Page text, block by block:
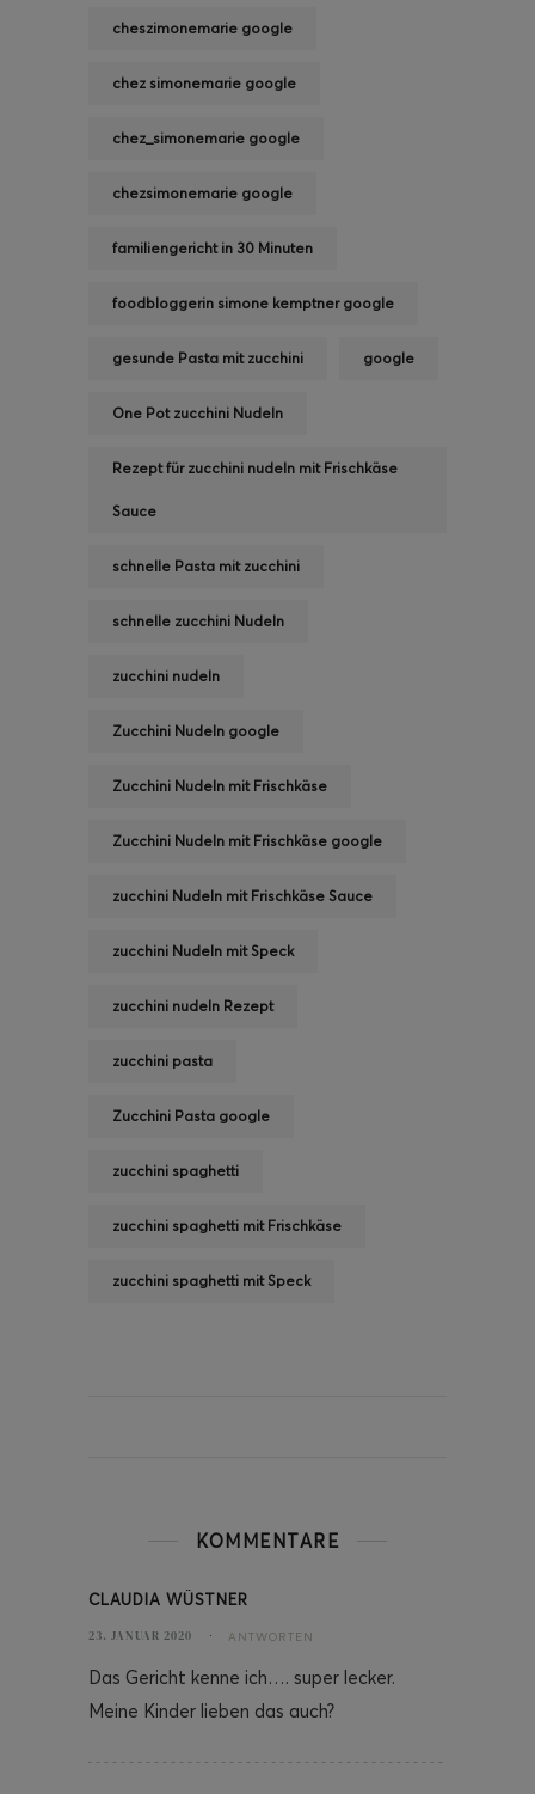
cheszimonemarie google
chez simonemarie google
chez_simonemarie google
chezsimonemarie google
familiengericht in 30 Minuten
foodbloggerin simone kemptner google
gesunde Pasta mit zucchini google
One Pot zucchini Nudeln
Rezept für zucchini nudeln mit Frischkäse
Sauce
schnelle Pasta mit zucchini
schnelle zucchini Nudeln
zucchini nudeln
Zucchini Nudeln google
Zucchini Nudeln mit Frischkäse
Zucchini Nudeln mit Frischkäse google
zucchini Nudeln mit Frischkäse Sauce
zucchini Nudeln mit Speck
zucchini nudeln Rezept
zucchini pasta
Zucchini Pasta google
zucchini spaghetti
zucchini spaghetti mit Frischkäse
zucchini spaghetti mit Speck
KOMMENTARE
CLAUDIA WÜSTNER
23. JANUAR 2020 ANTWORTEN
Das Gericht kenne ich…. super lecker.
Meine Kinder lieben das auch?